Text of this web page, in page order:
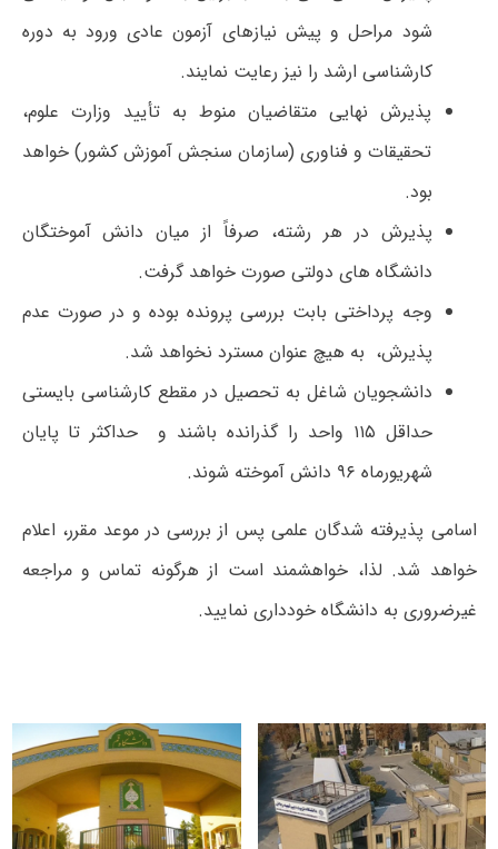
شود مراحل و پیش نیازهای آزمون عادی ورود به دوره
کارشناسی ارشد را نیز رعایت نمایند.
پذیرش نهایی متقاضیان منوط به تأیید وزارت علوم،
تحقیقات و فناوری (سازمان سنجش آموزش کشور) خواهد
بود.
پذیرش در هر رشته، صرفاً از میان دانش آموختگان
دانشگاه های دولتی صورت خواهد گرفت.
وجه پرداختی بابت بررسی پرونده بوده و در صورت عدم
پذیرش، به هیچ عنوان مسترد نخواهد شد.
دانشجویان شاغل به تحصیل در مقطع کارشناسی بایستی
حداقل ۱۱۵ واحد را گذرانده باشند و حداکثر تا پایان
شهریورماه ۹۶ دانش آموخته شوند.
اسامی پذیرفته شدگان علمی پس از بررسی در موعد مقرر، اعلام
خواهد شد. لذا، خواهشمند است از هرگونه تماس و مراجعه
غیرضروری به دانشگاه خودداری نمایید.